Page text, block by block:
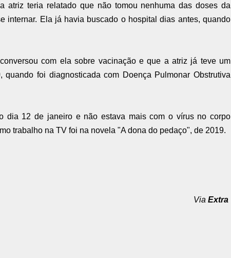
atriz teria relatado que não tomou nenhuma das doses da
internar. Ela já havia buscado o hospital dias antes, quando
com ela sobre vacinação e que a atriz já teve um
foi diagnosticada com Doença Pulmonar Obstrutiva
dia 12 de janeiro e não estava mais com o vírus no corpo
trabalho na TV foi na novela "A dona do pedaço", de 2019.
Via Extra